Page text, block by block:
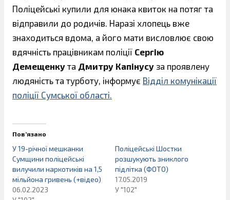
Поліцейські купили для юнака квиток на потяг та
відправили до родичів. Наразі хлопець вже
знаходиться вдома, а його мати висловлює свою
вдячність працівникам поліції Сергію
Демещенку та Дмитру Капінусу за проявлену
людяність та турботу, інформує Відділ комунікації
поліції Сумської області.
Пов’язано
У 19-річної мешканки
Сумщини поліцейські
вилучили наркотиків на 1,5
мільйона гривень (+відео)
06.02.2023
Поліцейські Шостки
розшукують зниклого
підлітка (ФОТО)
17.05.2019
У "102"